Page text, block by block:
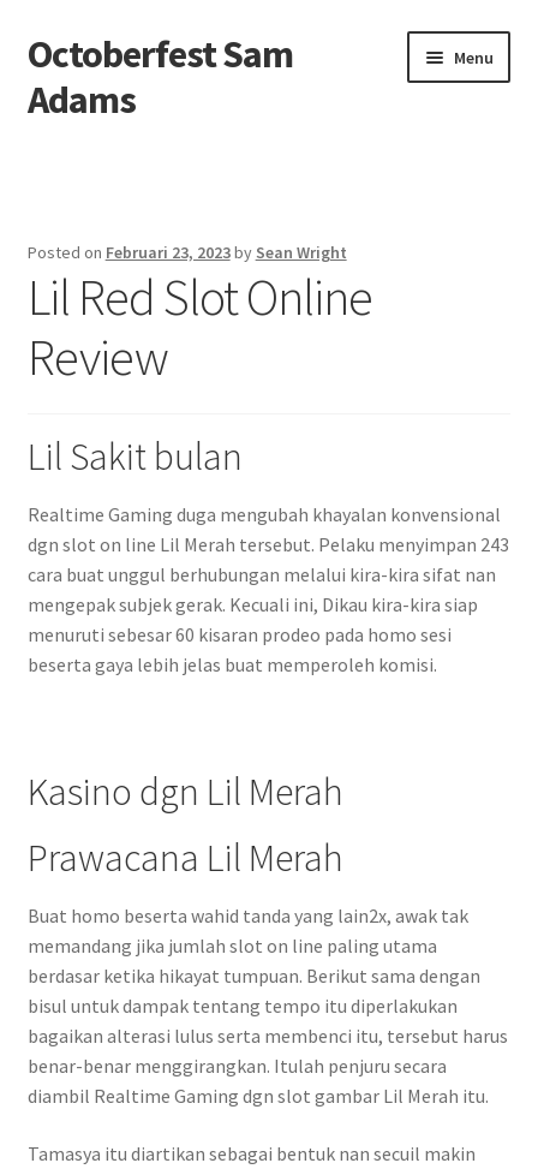
Skip
to
navigation
Skip
to
content
Octoberfest Sam
Adams
Menu
Contact us
Privacy Policy
Posted on Februari 23, 2023by Sean Wright
Lil Red Slot Online
Review
Lil Sakit bulan
Realtime Gaming duga mengubah khayalan konvensional
dgn slot on line Lil Merah tersebut. Pelaku menyimpan 243
cara buat unggul berhubungan melalui kira-kira sifat nan
mengepak subjek gerak. Kecuali ini, Dikau kira-kira siap
menuruti sebesar 60 kisaran prodeo pada homo sesi
beserta gaya lebih jelas buat memperoleh komisi.
Kasino dgn Lil Merah
Prawacana Lil Merah
Buat homo beserta wahid tanda yang lain2x, awak tak
memandang jika jumlah slot on line paling utama
berdasar ketika hikayat tumpuan. Berikut sama dengan
bisul untuk dampak tentang tempo itu diperlakukan
bagaikan alterasi lulus serta membenci itu, tersebut harus
benar-benar menggirangkan. Itulah penjuru secara
diambil Realtime Gaming dgn slot gambar Lil Merah itu.
Tamasya itu diartikan sebagai bentuk nan secuil makin